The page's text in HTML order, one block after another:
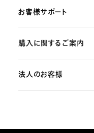
お客様サポート
よくあるご質問
部品・消耗品のご注文
購入に関するご案内
ご利用ガイド（初めての方）
法人のお客様